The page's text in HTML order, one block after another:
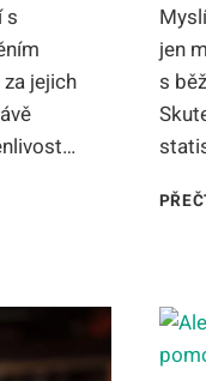
s
jejich
jen
s